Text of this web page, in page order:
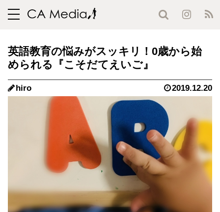
toggle
英語教育の悩みがスッキリ！0歳から始
められる『こそだてえいご』
hiro 2019.12.20